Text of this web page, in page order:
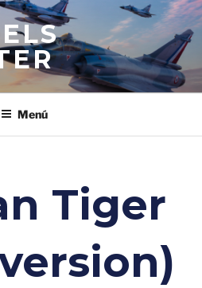
Menú
Tiger